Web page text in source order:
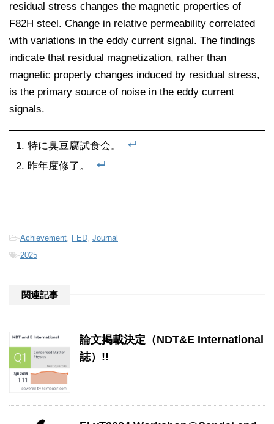
residual stress changes the magnetic properties of
F82H steel. Change in relative permeability correlated
with variations in the eddy current signal. The findings
indicate that residual magnetization, rather than
magnetic property changes induced by residual stress,
is the primary source of noise in the eddy current
signals.
特に臭豆腐試食会。
昨年度修了。
-Achievement, FED, Journal
-2025
関連記事
論文掲載決定（NDT&E International
誌）!!